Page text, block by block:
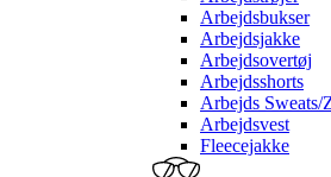
Arbejdsbukser
Arbejdsjakke
Arbejdsovertøj
Arbejdsshorts
Arbejds Sweats/
Arbejdsvest
Fleecejakke